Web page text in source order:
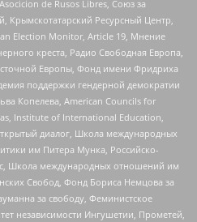
de Rusos Libres, Союз за
Крымскотатарский Ресурсный Центр,
Election Monitor, Article 19, Мнение
креста, Радио Свободная Европа,
Европы, Фонд имени Фридриха
поддержки гендерной демократии
Копелева, American Councils for
Institute of International Education,
диалог, Школа международных
им Питера Мунка, Российско-
Школа международных отношений им
Свобод, Фонд Бориса Немцова за
за свободу, Феминистское
независимости Ингушетии, Прометей,